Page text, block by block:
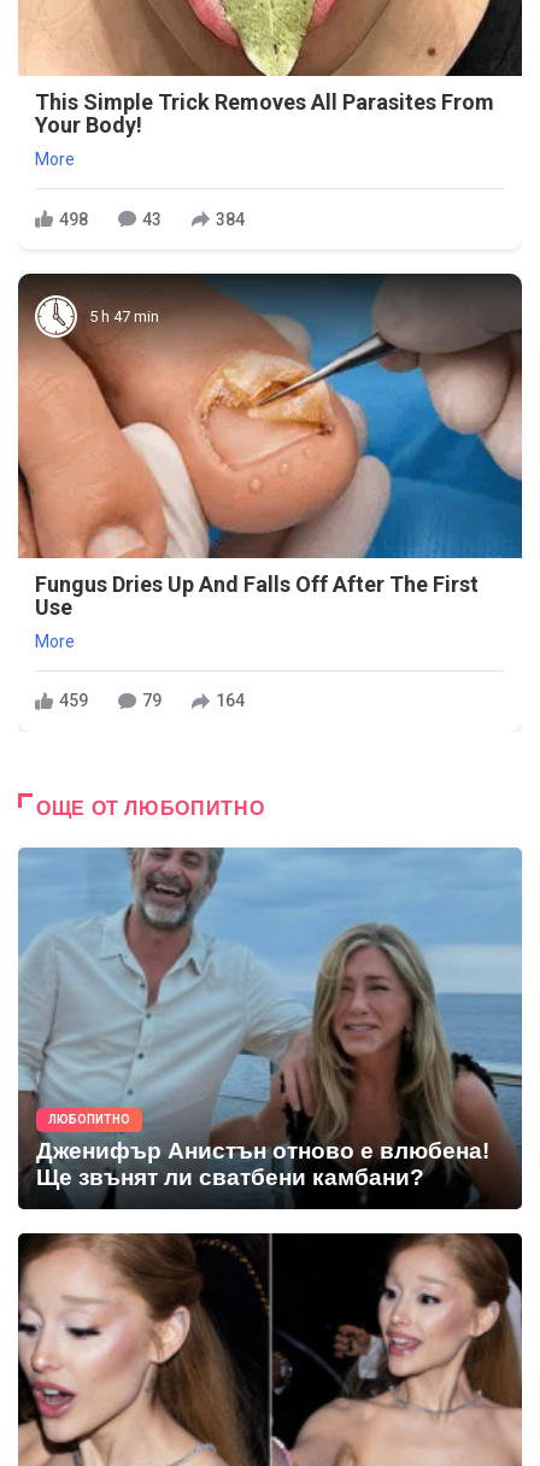
This Simple Trick Removes All Parasites From
Your Body!
More
498 43 384
5 h 47 min
Fungus Dries Up And Falls Off After The First
Use
More
459 79 164
ОЩЕ ОТ ЛЮБОПИТНО
ЛЮБОПИТНО
Дженифър Анистън отново е влюбена!
Ще звънят ли сватбени камбани?